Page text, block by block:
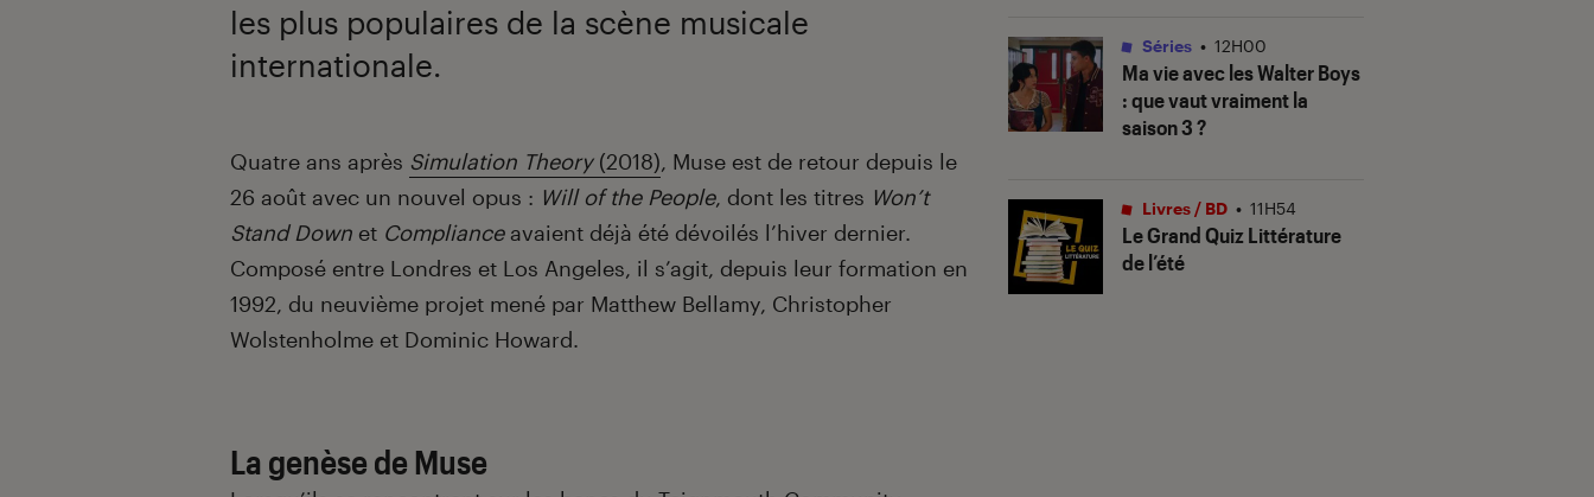
les plus populaires de la scène musicale
internationale.
Introduction
Quatre ans après Simulation Theory(2018), Muse est de retour depuis le
26 août avec un nouvel opus : Will of the People, dont les titres Won’t
Stand Down et Complianceavaient déjà été dévoilés l’hiver dernier.
Composé entre Londres et Los Angeles, il s’agit, depuis leur formation en
1992, du neuvième projet mené par Matthew Bellamy, Christopher
Wolstenholme et Dominic Howard.
La genèse de Muse
Ma vie avec les Walter Boys
: que vaut vraiment la
saison 3 ?
Séries • 12H00
Le Grand Quiz Littérature
de l’été
Livres / BD • 11H54